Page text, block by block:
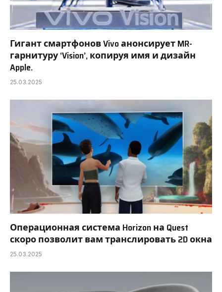
Гигант смартфонов Vivo анонсирует MR-
гарнитуру ‘Vision’, копируя имя и дизайн
Apple.
25.03.2025
Операционная система Horizon на Quest
скоро позволит вам транслировать 2D окна
25.03.2025